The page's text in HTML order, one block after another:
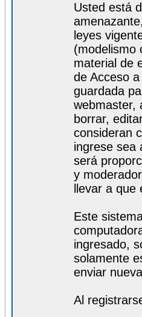
Usted está
leyes
(modelismo
material de
de Acceso
guardada
webmaster,
borrar,
consideran
ingrese sea
será
y
llevar a
Este
ingresado,
solamente
enviar
Al